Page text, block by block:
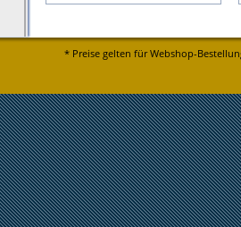
* Preise gelten für Webshop-